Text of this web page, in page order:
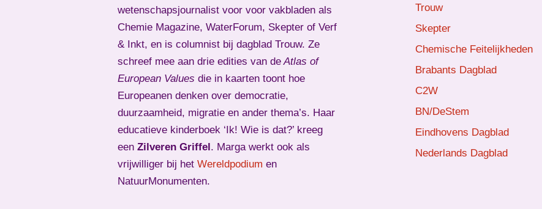
wetenschapsjournalist voor voor vakbladen als
Chemie Magazine, WaterForum, Skepter of Verf
& Inkt, en is columnist bij dagblad Trouw. Ze
schreef mee aan drie edities van deAtlas of
European Values die in kaarten toont hoe
Europeanen denken over democratie,
duurzaamheid, migratie en ander thema’s. Haar
educatieve kinderboek ‘Ik! Wie is dat?’ kreeg
een Zilveren Griffel . Marga werkt ook als
vrijwilliger bij het Wereldpodium en
NatuurMonumenten.
Trouw
Skepter
Chemische Feitelijkheden
Brabants Dagblad
C2W
BN/DeStem
Eindhovens Dagblad
Nederlands Dagblad